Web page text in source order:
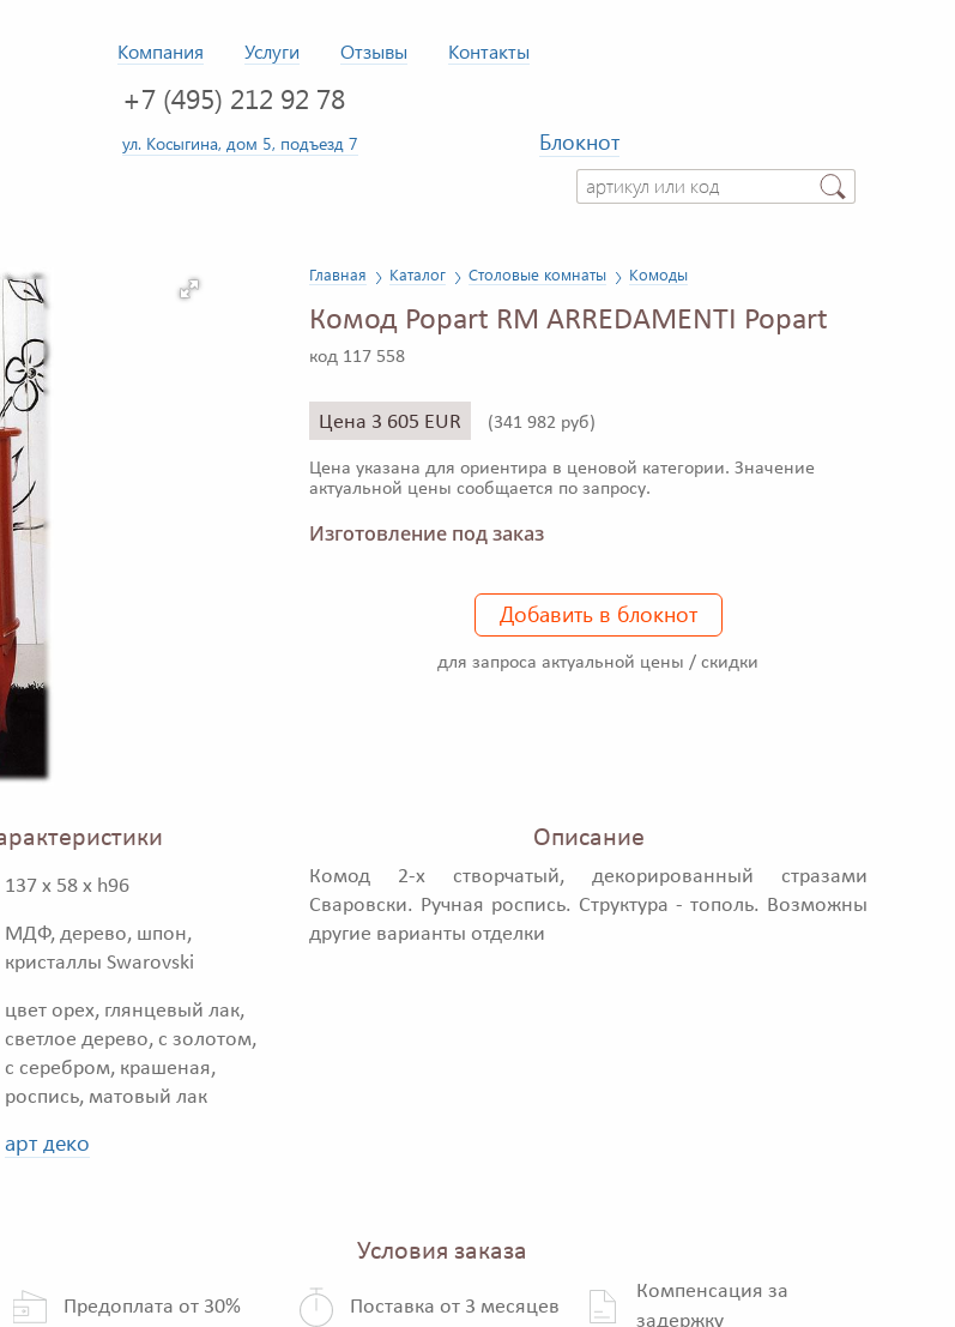
Компания Услуги Отзывы Контакты
+7 (495) 212 92 78
ул. Косыгина, дом 5, подъезд 7
Блокнот
Главная Каталог Столовые комнаты Комоды
Комод Popart RM ARREDAMENTI Popart
код 117 558
Цена 3 605 EUR (341 982 руб)
Цена указана для ориентира в ценовой категории. Значение
актуальной цены сообщается по запросу.
Изготовление под заказ
Добавить в блокнот
для запроса актуальной цены / скидки
137 x 58 x h96
МДФ, дерево, шпон,
кристаллы Swarovski
цвет орех, глянцевый лак,
светлое дерево, с золотом,
с серебром, крашеная,
роспись, матовый лак
арт деко
Описание
Комод 2-х створчатый, декорированный стразами
Сваровски. Ручная роспись. Структура - тополь. Возможны
другие варианты отделки
Условия заказа
Предоплата от 30% Поставка от 3 месяцев
Компенсация за
задержку